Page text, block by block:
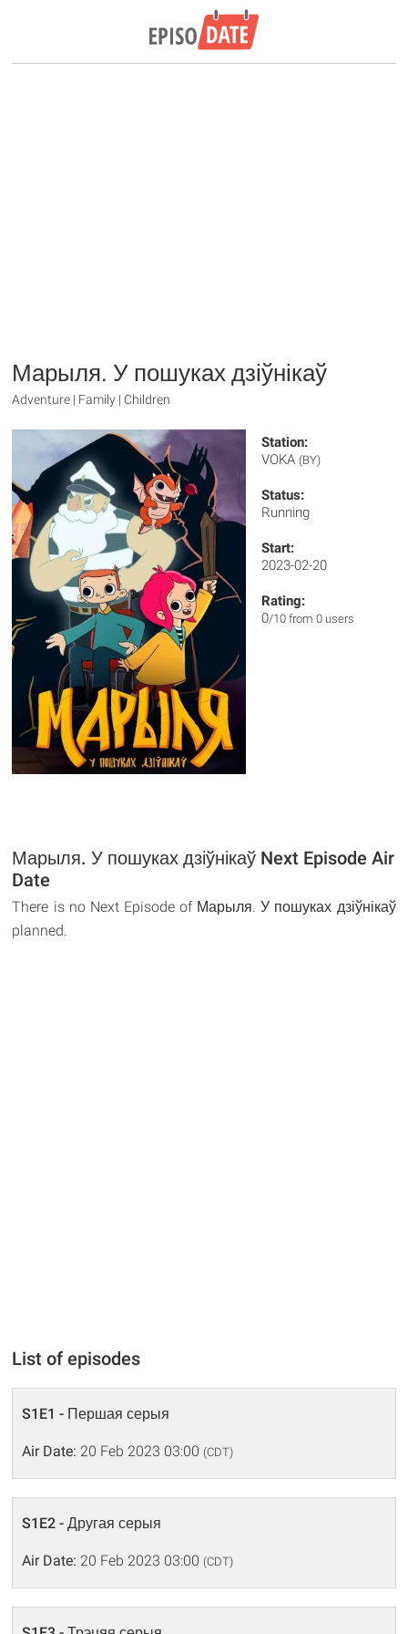
Марыля. У пошуках дзіўнікаў
Adventure | Family | Children
Station:
VOKA (BY)
Status:
Running
Start:
2023-02-20
Rating:
0/10 from 0 users
Марыля. У пошуках дзіўнікаў Next Episode Air
Date
There is no Next Episode of Марыля. У пошуках дзіўнікаў
planned.
List of episodes
S1E1 - Першая серыя
Air Date: 20 Feb 2023 03:00 (CDT)
S1E2 - Другая серыя
Air Date: 20 Feb 2023 03:00 (CDT)